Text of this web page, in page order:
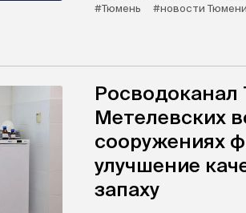
#Тюмень
#новости Тюмени
Метелевских
сооружениях
улучшение
запаху